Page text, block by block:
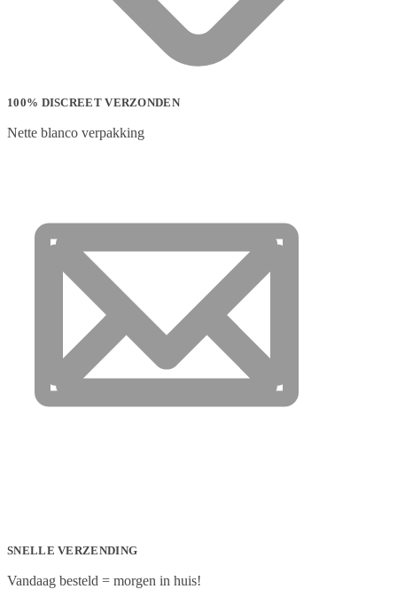
100% DISCREET VERZONDEN
Nette blanco verpakking
SNELLE VERZENDING
Vandaag besteld = morgen in huis!